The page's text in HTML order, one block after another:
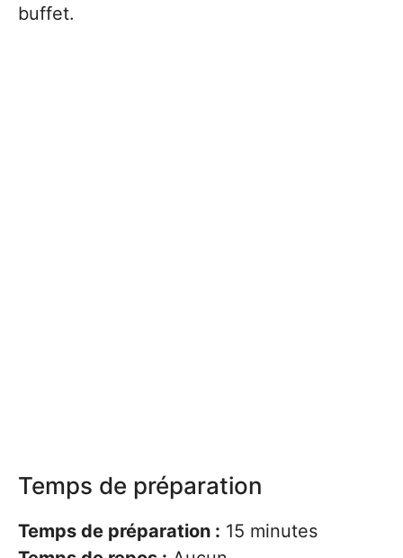
buffet.
Temps de préparation
Temps de préparation : 15 minutes